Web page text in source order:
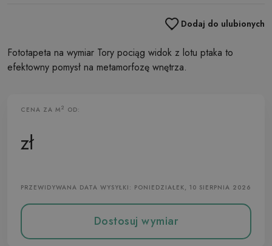
Dodaj do ulubionych
Fototapeta na wymiar Tory pociąg widok z lotu ptaka to
efektowny pomysł na metamorfozę wnętrza.
CENA ZA M2 OD:
zł
PRZEWIDYWANA DATA WYSYŁKI: PONIEDZIAŁEK, 10 SIERPNIA 2026
Dostosuj wymiar